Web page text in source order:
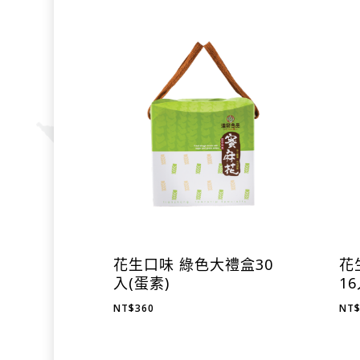
花生口味 綠色大禮盒30
入(蛋素)
NT$360
花